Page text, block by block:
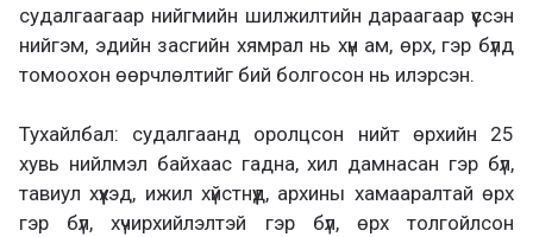
судалгаагаар нийгмийн шилжилтийн дараагаар үүссэн
нийгэм, эдийн засгийн хямрал нь хүн ам, өрх, гэр бүлд
томоохон өөрчлөлтийг бий болгосон нь илэрсэн.
Тухайлбал: судалгаанд оролцсон нийт өрхийн 25
хувь нийлмэл байхаас гадна, хил дамнасан гэр бүл,
тавиул хүүхэд, ижил хүйстнүүд, архины хамааралтай өрх
гэр бүл, хүчирхийлэлтэй гэр бүл, өрх толгойлсон